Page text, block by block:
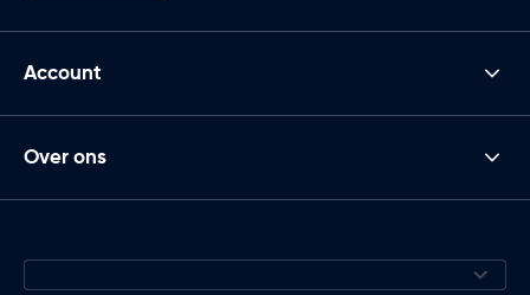
Account
Over ons